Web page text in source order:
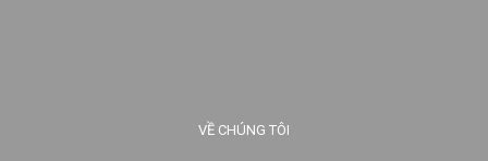
VỀ CHÚNG TÔI